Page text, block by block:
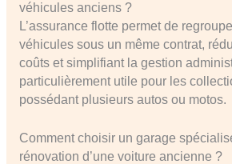
véhicules anciens ?
L’assurance flotte permet de
véhicules sous un même contrat,
coûts et simplifiant la gestion
particulièrement utile pour les
possédant plusieurs autos ou motos.
Comment choisir un garage
rénovation d’une voiture ancienne ?